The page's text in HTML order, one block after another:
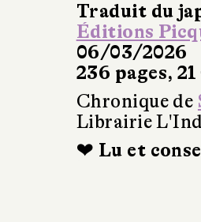
Traduit du
Éditions
06/03/2026
236 pages, 21
Chronique de
Librairie
❤ Lu et